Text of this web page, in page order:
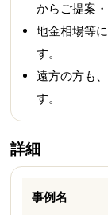
からご提案
地金相場等
す。
遠方の方も
す。
詳細
事例名